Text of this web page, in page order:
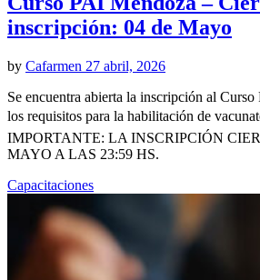
inscripción: 04 de Mayo
by Cafarmen 27 abril, 2026
Se encuentra abierta la inscripción al
los requisitos para la habilitación de
IMPORTANTE: LA INSCRIPCIÓN
MAYO A LAS 23:59 HS.
Capacitaciones